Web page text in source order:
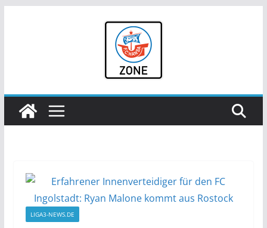
LIGA3-NEWS.DE